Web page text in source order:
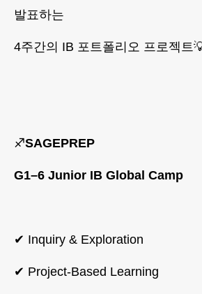
발표하는
4주간의 IB 포트폴리오 프로젝트
♐SAGEPREP
G1–6 Junior IB Global Camp
✔ Inquiry & Exploration
✔ Project-Based Learning